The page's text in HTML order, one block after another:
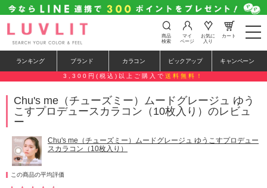
t
o
e
n
i
商品
検索
マイ
ページ
お気に
入り
カート
ランキング ブランド カラコン ピックアップ キャンペーン
3,300円(税込)以上ご購入で 送料無料！
Chu's me（チューズミー）ムードグレージュ ゆう
こすプロデュースカラコン（10枚入り）のレビュ
ー
Chu's me（チューズミー）ムードグレージュ ゆうこすプロデュー
スカラコン（10枚入り）
この商品の平均評価